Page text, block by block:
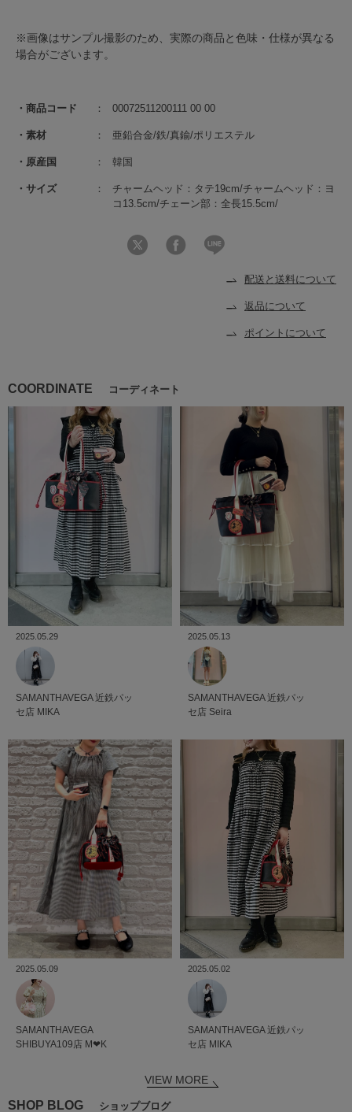
商品コード 00072511200111 00 00
素材 亜鉛合金/鉄/真鍮/ポリエステル
原産国 韓国
サイズ
チャームヘッド：タテ19cm/チャームヘッド：ヨ
コ13.5cm/チェーン部：全長15.5cm/
配送と送料について
返品について
ポイントについて
COORDINATE コーディネート
2025.05.29
SAMANTHAVEGA 近鉄パッ
セ店 MIKA
2025.05.13
SAMANTHAVEGA 近鉄パッ
セ店 Seira
2025.05.09
SAMANTHAVEGA
SHIBUYA109店 M‪‪❤︎‬K
2025.05.02
SAMANTHAVEGA 近鉄パッ
セ店 MIKA
VIEW MORE
SHOP BLOG ショップブログ
※画像はサンプル撮影のため、実際の商品と色味・仕様が異なる
場合がございます。